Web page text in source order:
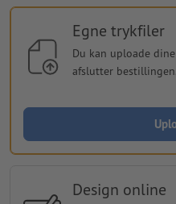
Egne trykfiler
Du kan uploade
afslutter bestillingen.
Design online